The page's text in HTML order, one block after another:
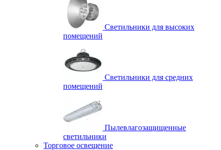
Светильники для высоких
помещений
Светильники для средних
помещений
Пылевлагозащищенные
светильники
Торговое освещение